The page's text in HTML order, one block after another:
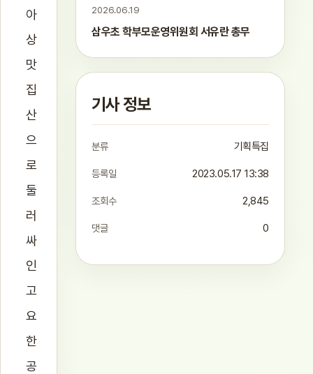
아
상
맛
집
산
으
로
둘
러
싸
인
고
요
한
공
2026.06.19
삼우초 학부모운영위원회 서유란 총무
기사 정보
분류 기획특집
등록일 2023.05.17 13:38
조회수 2,845
댓글 0